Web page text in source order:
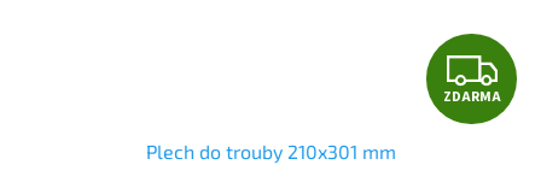
Z
D
ZDARMA
Plech do trouby 210x301 mm